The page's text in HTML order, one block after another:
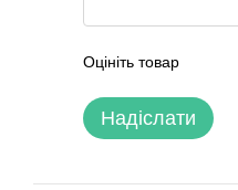
Оцініть товар
Надіслати